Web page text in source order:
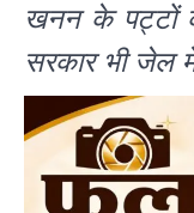
खनन के पट्टों
सरकार भी जेल